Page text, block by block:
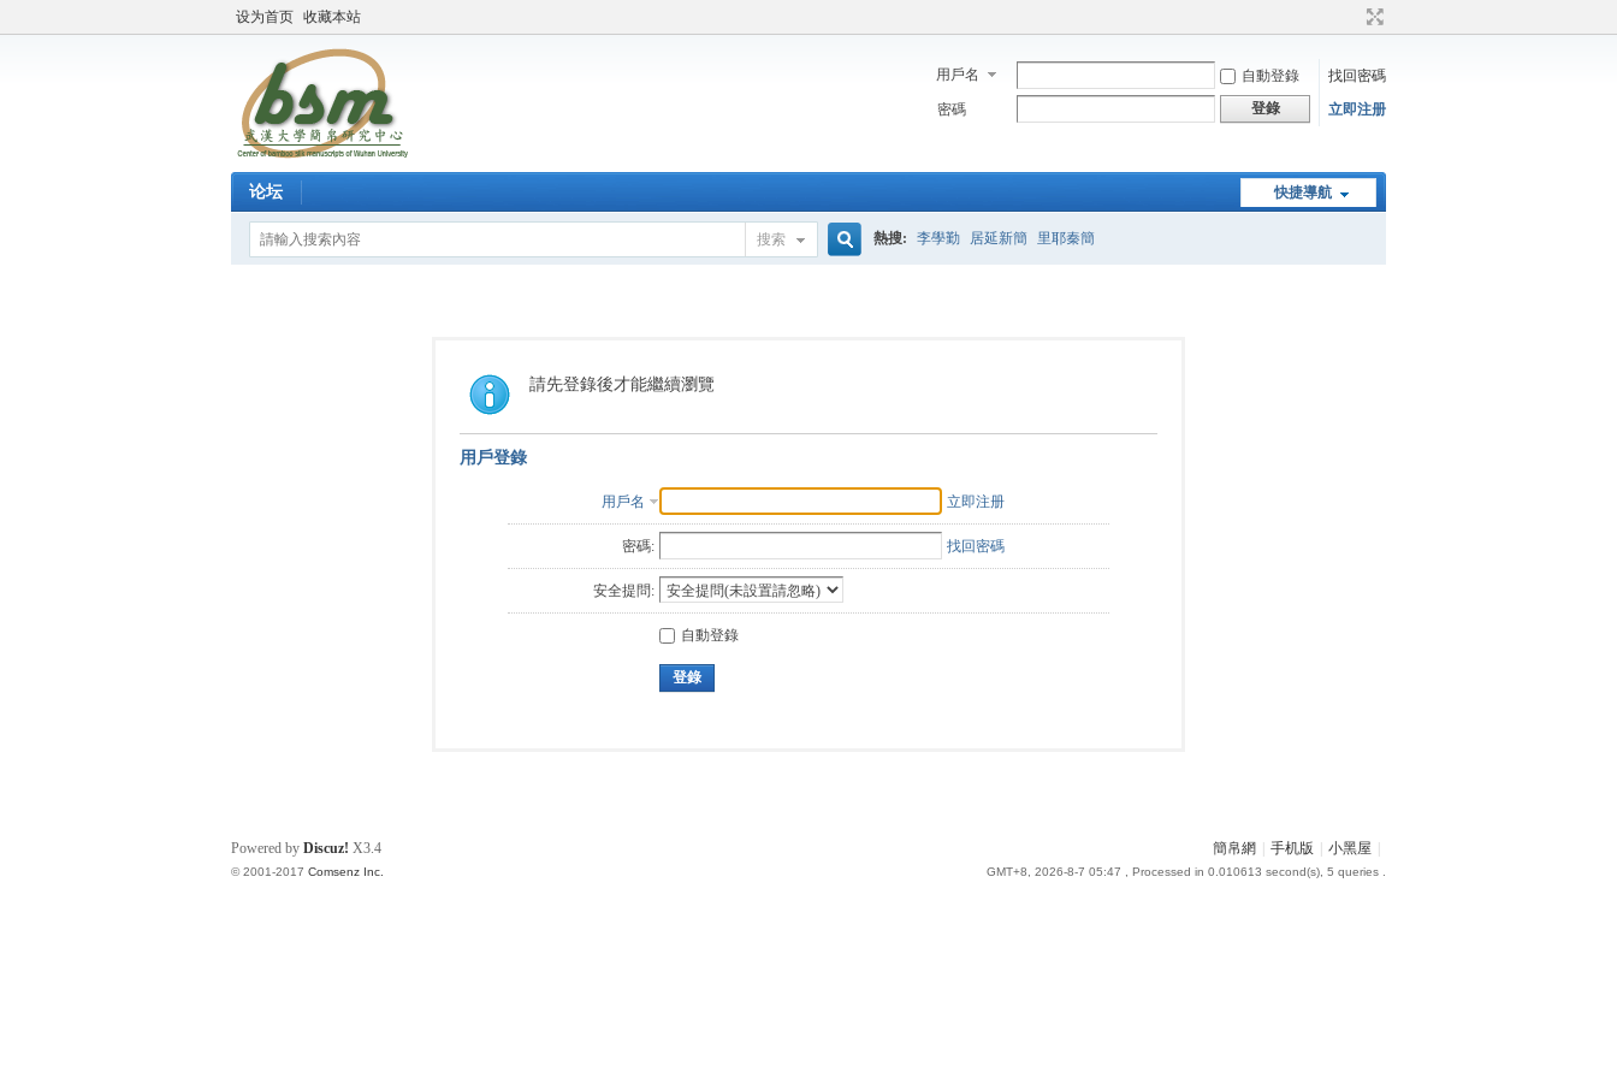
设为首页 收藏本站
用戶名 自動登錄
找回密碼
密碼
登錄 立即注册
快捷導航
论坛
搜索 熱搜: 李學勤 居延新簡 里耶秦簡
請先登錄後才能繼續瀏覽
用戶登錄
用戶名 立即注册
密碼: 找回密碼
安全提問:
自動登錄
登錄
簡帛網 手机版 小黑屋
GMT+8, 2026-8-7 05:47 , Processed in 0.010613 second(s), 5 queries .
Powered by Discuz! X3.4
© 2001-2017 Comsenz Inc.